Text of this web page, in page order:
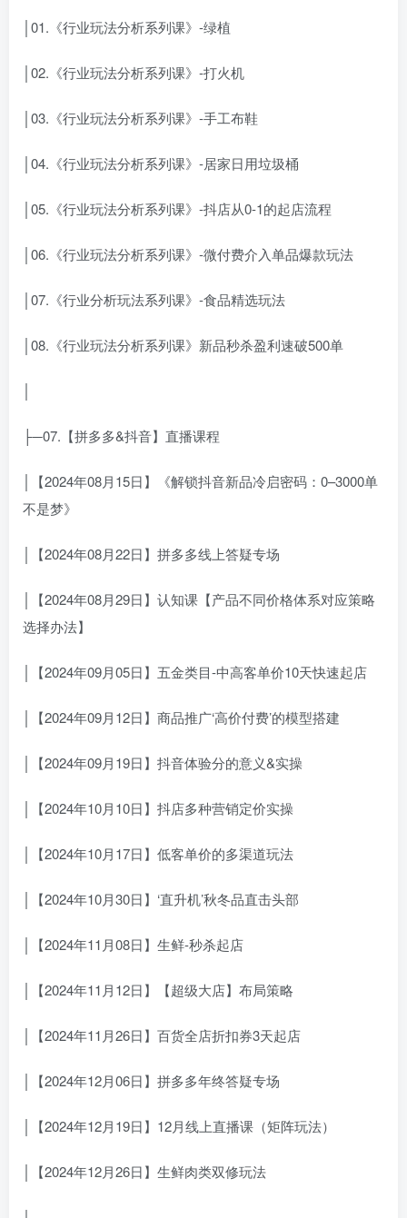
│01.《行业玩法分析系列课》-绿植
│02.《行业玩法分析系列课》-打火机
│03.《行业玩法分析系列课》-手工布鞋
│04.《行业玩法分析系列课》-居家日用垃圾桶
│05.《行业玩法分析系列课》-抖店从0-1的起店流程
│06.《行业玩法分析系列课》-微付费介入单品爆款玩法
│07.《行业分析玩法系列课》-食品精选玩法
│08.《行业玩法分析系列课》新品秒杀盈利速破500单
├─07.【拼多多&抖音】直播课程
│【2024年08月15日】《解锁抖音新品冷启密码：0–3000单
不是梦》
│【2024年08月22日】拼多多线上答疑专场
│【2024年08月29日】认知课【产品不同价格体系对应策略
选择办法】
│【2024年09月05日】五金类目-中高客单价10天快速起店
│【2024年09月12日】商品推广‘高价付费’的模型搭建
│【2024年09月19日】抖音体验分的意义&实操
│【2024年10月10日】抖店多种营销定价实操
│【2024年10月17日】低客单价的多渠道玩法
│【2024年10月30日】‘直升机’秋冬品直击头部
│【2024年11月08日】生鲜-秒杀起店
│【2024年11月12日】【超级大店】布局策略
│【2024年11月26日】百货全店折扣券3天起店
│【2024年12月06日】拼多多年终答疑专场
│【2024年12月19日】12月线上直播课（矩阵玩法）
│【2024年12月26日】生鲜肉类双修玩法